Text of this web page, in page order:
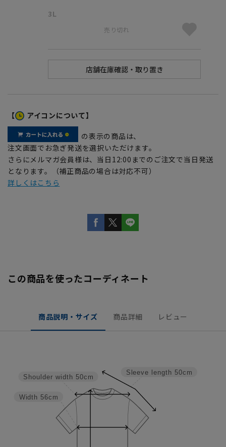
3L
売り切れ
【 アイコンについて】
の表示の商品は、
注文画面でお急ぎ発送を選択いただけます。
さらにメルマガ会員様は、当日12:00までのご注文で当日発送
となります。（補正商品の場合は対応不可）
詳しくはこちら
この商品を使ったコーディネート
商品説明・サイズ 商品詳細 レビュー
Sleeve length 50cm
Width 56cm
Shoulder width 50cm